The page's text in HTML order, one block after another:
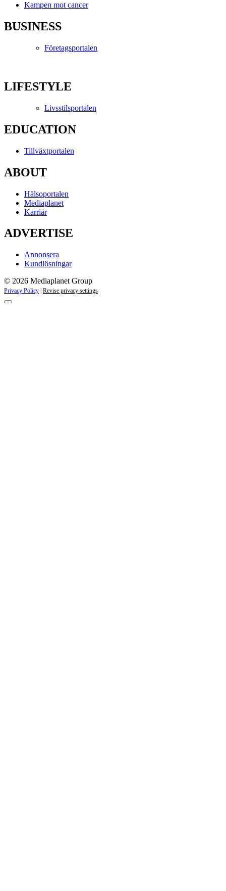
Kampen mot cancer
BUSINESS
Företagsportalen
LIFESTYLE
Livsstilsportalen
EDUCATION
Tillväxtportalen
ABOUT
Hälsoportalen
Mediaplanet
Karriär
ADVERTISE
Annonsera
Kundlösningar
© 2026 Mediaplanet Group
Privacy Policy Revise privacy settings